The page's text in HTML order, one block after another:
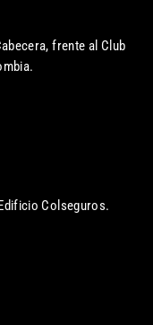
frente al Club
Colseguros.